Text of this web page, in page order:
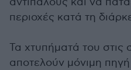
περιοχές κατά τη
Τα χτυπήματά του στις
αποτελούν μόνιμη πηγή